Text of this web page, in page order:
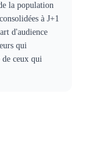
la population
à J+1
d'audience
qui
de ceux qui